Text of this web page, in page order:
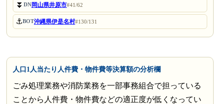
⏬DN岡山県井原市#41/62
⚓BOT沖縄県伊是名村#130/131
人口1人当たり人件費・物件費等決算額の分析欄
ごみ処理業務や消防業務を一部事務組合で担っている
ことから人件費・物件費などの適正度が低くなってい